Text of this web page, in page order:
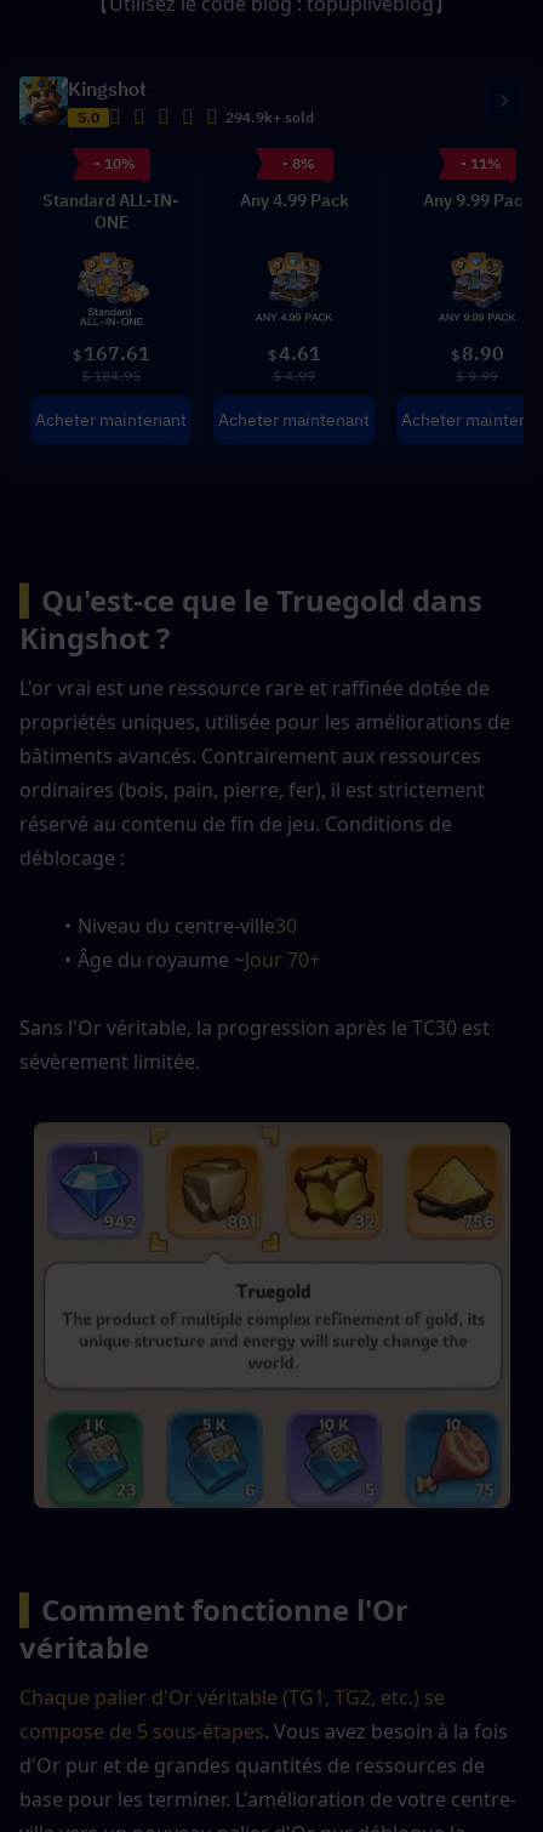
Kingshot
5.0 294.9k+ sold
- 10%
Standard ALL-IN-
ONE
$ 167.61
$ 184.95
Acheter maintenant
- 8%
Any 4.99 Pack
$4.61
$ 4.99
Acheter maintenant
- 11%
Any 9.99 Pack
$ 8.90
$ 9.99
Acheter
Qu'est-ce que le Truegold dans
Kingshot ?
L'or vrai est une ressource rare et raffinée dotée de
propriétés uniques, utilisée pour les améliorations de
bâtiments avancés. Contrairement aux ressources
ordinaires (bois, pain, pierre, fer), il est strictement
réservé au contenu de fin de jeu. Conditions de
déblocage :
Niveau du centre-ville30
Âge du royaume ~Jour 70+
Sans l'Or véritable, la progression après le TC30 est
sévèrement limitée.
Comment fonctionne l'Or
véritable
Chaque palier d'Or véritable (TG1, TG2, etc.) se
compose de 5 sous-étapes. Vous avez besoin à la fois
d'Or pur et de grandes quantités de ressources de
base pour les terminer. L'amélioration de votre centre-